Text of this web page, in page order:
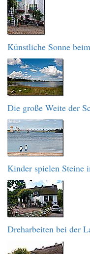
Künstliche Sonne
Die große Weite der
Kinder spielen Steine
Dreharbeiten bei der